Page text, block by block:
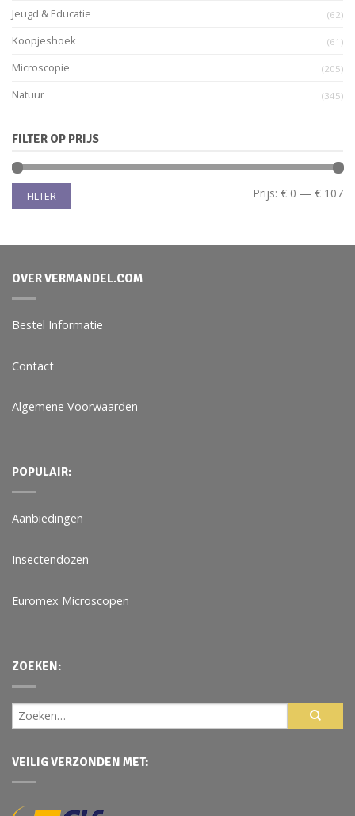
Jeugd & Educatie (62)
Koopjeshoek (61)
Microscopie (205)
Natuur (345)
FILTER OP PRIJS
FILTER Prijs: € 0 — € 107
OVER VERMANDEL.COM
Bestel Informatie
Contact
Algemene Voorwaarden
POPULAIR:
Aanbiedingen
Insectendozen
Euromex Microscopen
ZOEKEN:
VEILIG VERZONDEN MET: